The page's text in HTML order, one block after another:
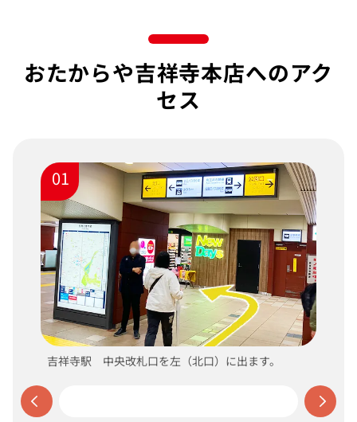
おたからや吉祥寺本店へのアク
セス
01
吉祥寺駅 中央改札口を左（北口）に出ます。